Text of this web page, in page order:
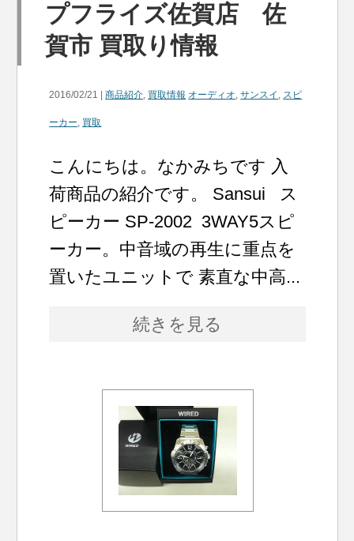
プフライズ佐賀店 佐
賀市 買取り情報
2016/02/21 |商品紹介, 買取情報 オーディオ,サンスイ , スピ
ーカー, 買取
こんにちは。なかみちです 入
荷商品の紹介です。 Sansui ス
ピーカー SP-2002 3WAY5スピ
ーカー。中音域の再生に重点を
置いたユニットで 素直な中高...
続きを見る